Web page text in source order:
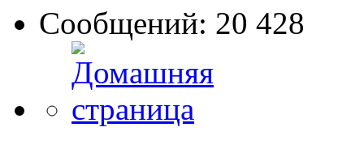
Сообщений: 20 428